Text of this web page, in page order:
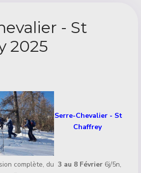
- St
2025
Serre-Chevalier - St
Chaffrey
complète, du 3 au 8 Février 6j/5n,